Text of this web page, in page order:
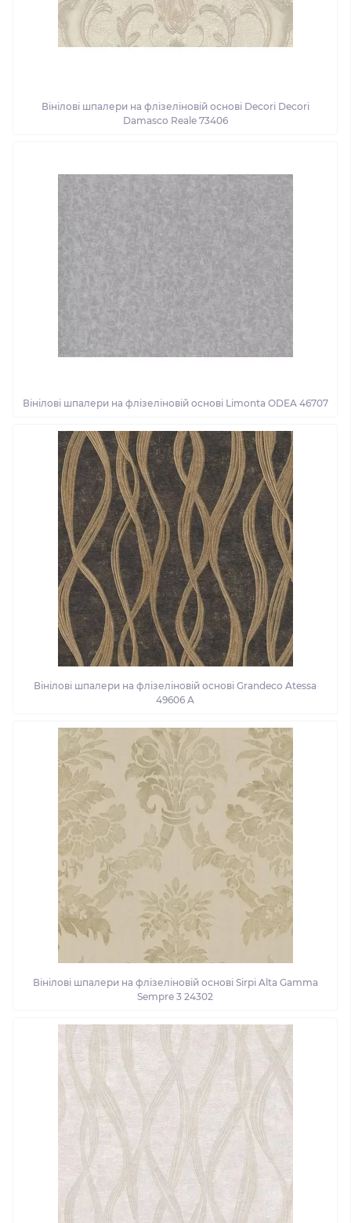
Вінілові шпалери на флізеліновій основі Decori Decori
Damasco Reale 73406
Вінілові шпалери на флізеліновій основі Limonta ODEA 46707
Вінілові шпалери на флізеліновій основі Grandeco Atessa
49606 A
Вінілові шпалери на флізеліновій основі Sirpi Alta Gamma
Sempre 3 24302